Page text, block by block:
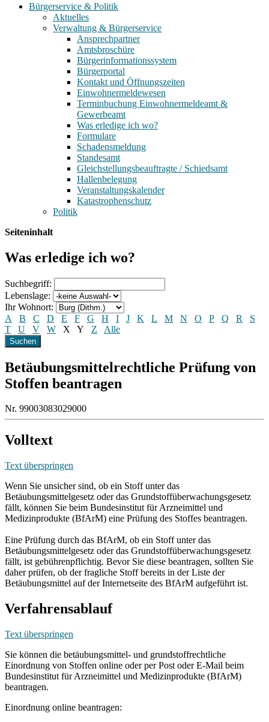
Bürgerservice & Politik
Aktuelles
Verwaltung & Bürgerservice
Ansprechpartner
Amtsbroschüre
Bürgerinformationssystem
Bürgerportal
Kontakt und Öffnungszeiten
Einwohnermeldewesen
Terminbuchung Einwohnermeldeamt &
Gewerbeamt
Was erledige ich wo?
Formulare
Schadensmeldung
Standesamt
Gleichstellungsbeauftragte / Schiedsamt
Hallenbelegung
Veranstaltungskalender
Katastrophenschutz
Politik
Seiteninhalt
Was erledige ich wo?
Suchbegriff:
Lebenslage:
Ihr Wohnort:
A
B C D E F G H I J K L M N O P Q R
S
T
U V W X Y Z Alle
Betäubungsmittelrechtliche Prüfung von
Stoffen beantragen
Nr. 99003083029000
Volltext
Text überspringen
Wenn Sie unsicher sind, ob ein Stoff unter das
Betäubungsmittelgesetz oder das Grundstoffüberwachungsgesetz
fällt, können Sie beim Bundesinstitut für Arzneimittel und
Medizinprodukte (BfArM) eine Prüfung des Stoffes beantragen.
Eine Prüfung durch das BfArM, ob ein Stoff unter das
Betäubungsmittelgesetz oder das Grundstoffüberwachungsgesetz
fällt, ist gebührenpflichtig. Bevor Sie diese beantragen, sollten Sie
daher prüfen, ob der fragliche Stoff bereits in der Liste der
Betäubungsmittel auf der Internetseite des BfArM aufgeführt ist.
Verfahrensablauf
Text überspringen
Sie können die betäubungsmittel- und grundstoffrechtliche
Einordnung von Stoffen online oder per Post oder E-Mail beim
Bundesinstitut für Arzneimittel und Medizinprodukte (BfArM)
beantragen.
Einordnung online beantragen: